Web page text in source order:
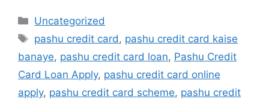
Categories
Uncategorized
Tags
pashu credit card , pashu credit card kaise
banaye, pashu credit card loan, Pashu Credit
Card Loan Apply, pashu credit card online
apply, pashu credit card scheme, pashu credit